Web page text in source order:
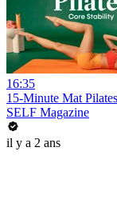
16:35
15-Minute Mat
SELF Magazine
il y a 2 ans